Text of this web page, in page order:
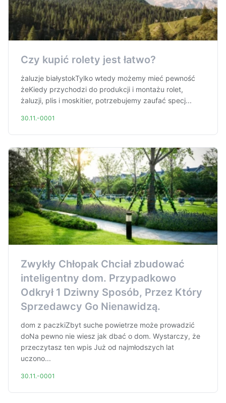
Czy kupić rolety jest łatwo?
żaluzje białystokTylko wtedy możemy mieć pewność
żeKiedy przychodzi do produkcji i montażu rolet,
żaluzji, plis i moskitier, potrzebujemy zaufać specj...
30.11.-0001
Zwykły Chłopak Chciał zbudować
inteligentny dom. Przypadkowo
Odkrył 1 Dziwny Sposób, Przez Który
Sprzedawcy Go Nienawidzą.
dom z paczkiZbyt suche powietrze może prowadzić
doNa pewno nie wiesz jak dbać o dom. Wystarczy, że
przeczytasz ten wpis Już od najmłodszych lat
uczono...
30.11.-0001